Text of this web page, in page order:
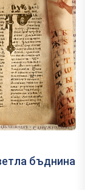
бъднина